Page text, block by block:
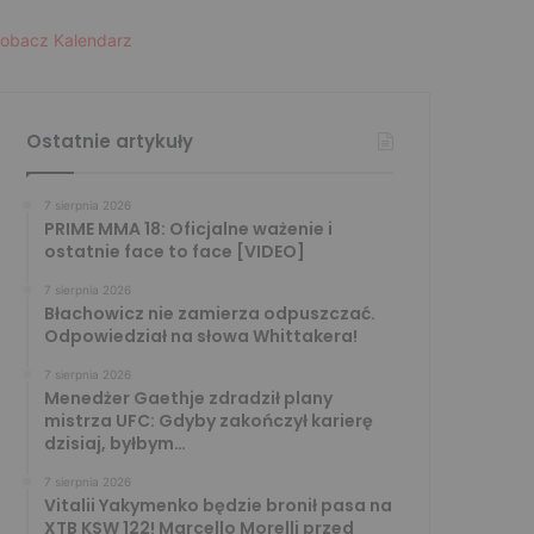
Kalendarz
Ostatnie artykuły
7 sierpnia 2026
PRIME MMA 18: Oficjalne ważenie i
ostatnie face to face [VIDEO]
7 sierpnia 2026
Błachowicz nie zamierza odpuszczać.
Odpowiedział na słowa Whittakera!
7 sierpnia 2026
Menedżer Gaethje zdradził plany
mistrza UFC: Gdyby zakończył karierę
dzisiaj, byłbym…
7 sierpnia 2026
Vitalii Yakymenko będzie bronił pasa na
XTB KSW 122! Marcello Morelli przed